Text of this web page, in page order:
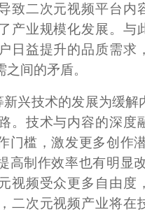
致二次元视频平台内
产业规模化发展。与
日益提升的品质需求
间的矛盾。
兴技术的发展为缓解
。技术与内容的深度
门槛，激发更多创作
高制作效率也有明显
视频受众更多自由度
二次元视频产业将在